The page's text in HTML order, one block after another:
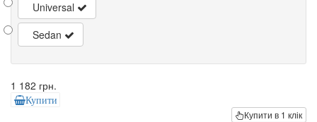
Universal
Sedan
1 182 грн.
Купити
Купити в 1 клік